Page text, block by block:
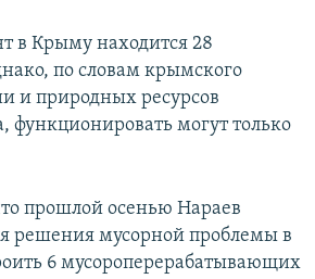
в Крыму находится 28
по словам крымского
и природных ресурсов
функционировать могут только
прошлой осенью Нараев
решения мусорной проблемы в
6 мусороперерабатывающих